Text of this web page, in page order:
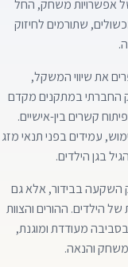
של אפשרויות משחק, החל
שתורמים לחיזוק
את שיווי המשקל,
החברתי במתקנים מקדם
קשרים בין-אישיים.
עמידים בפני תנאי מזג
בגן הילדים.
השקעה בבידור, אלא גם
הילדים. ההורים והצוות
בסביבה מעודדת ומוגנת,
והנאה.